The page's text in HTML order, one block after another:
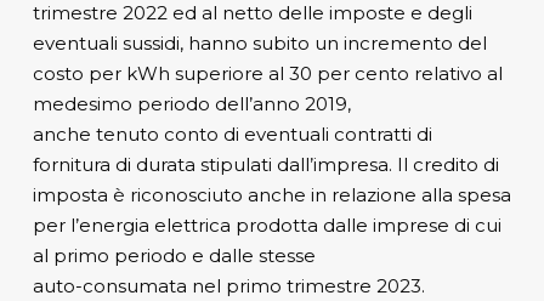
trimestre 2022 ed al netto delle imposte e degli
eventuali sussidi, hanno subito un incremento del
costo per kWh superiore al 30 per cento relativo al
medesimo periodo dell’anno 2019,
anche tenuto conto di eventuali contratti di
fornitura di durata stipulati dall’impresa. Il credito di
imposta è riconosciuto anche in relazione alla spesa
per l’energia elettrica prodotta dalle imprese di cui
al primo periodo e dalle stesse
auto-consumata nel primo trimestre 2023.